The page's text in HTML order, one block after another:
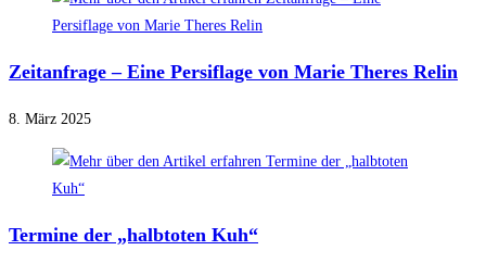
Zeitanfrage – Eine Persiflage von Marie Theres Relin
8. März 2025
Termine der „halbtoten Kuh“